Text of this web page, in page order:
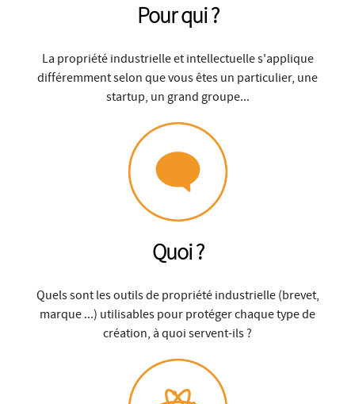
Pour qui ?
La propriété industrielle et intellectuelle s'applique
différemment selon que vous êtes un particulier, une
startup, un grand groupe...
Quoi ?
Quels sont les outils de propriété industrielle (brevet,
marque ...) utilisables pour protéger chaque type de
création, à quoi servent-ils ?